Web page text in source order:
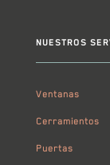
NUESTROS
Ventanas
Cerramientos
Puertas